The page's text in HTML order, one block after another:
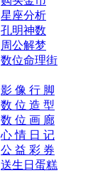
星座分析
孔明神数
周公解梦
数位命理街
影 像 行 脚
数 位 造 型
数 位 画 廊
心 情 日 记
公 益 彩 券
送生日蛋糕